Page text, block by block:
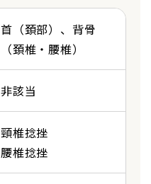
首（頚部）
背骨
（頚椎・腰椎）
非該当
頸椎捻挫
腰椎捻挫